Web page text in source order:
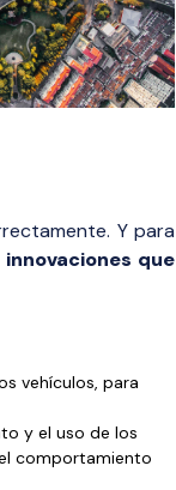
Y para
que
vehículos, para
y el uso de los
comportamiento